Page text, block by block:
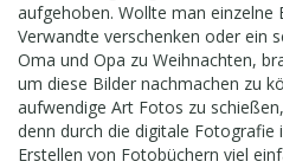
aufgehoben. Wollte man einzelne
Verwandte verschenken oder ein
Oma und Opa zu Weihnachten,
um diese Bilder nachmachen zu
aufwendige Art Fotos zu
denn durch die digitale
Erstellen von Fotobüchern viel